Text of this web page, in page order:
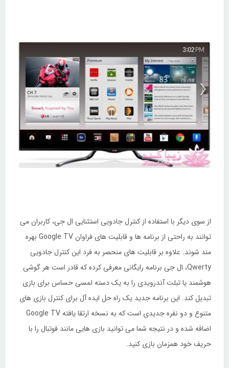
از سوی دیگر با استفاده از کنترل جادویی استثنایی ال جی، کاربران می
توانند به راحتی از برنامه ها و قابلیت های فراوان Google TV بهره
مند شوند. علاوه بر قابلیت های منحصر به فرد این کنترل جادویی
Qwerty، ال جی برنامه رایگانی معرفی کرده که قادر است هر گوشی
هوشمند یا تبلت آندرویدی را به یک دسته لمسی حساس برای بازی
تبدیل کند. این برنامه جدید یک راه حل ایده آل برای کنترل بازی های
متنوع و دو نفره جدیدی است که به نسخه ارتقا یافته Google TV
اضافه شده و در نتیجه شما می توانید بازی هایی مانند فوتبال را با
حریف خود همزمان بازی کنید.